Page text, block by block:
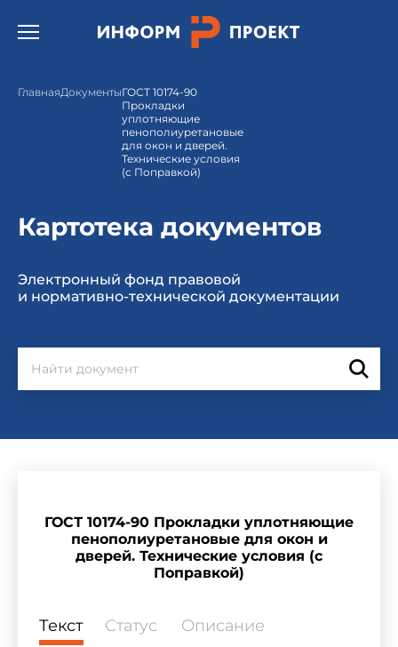
Открыть бургер меню.
ГлавнаяДокументыГОСТ 10174-90
Прокладки
уплотняющие
пенополиуретановые
для окон и дверей.
Технические условия
(с Поправкой)
Картотека документов
Электронный фонд правовой
и нормативно-технической документации
ГОСТ 10174-90 Прокладки уплотняющие
пенополиуретановые для окон и
дверей. Технические условия (с
Поправкой)
Текст Статус Описание